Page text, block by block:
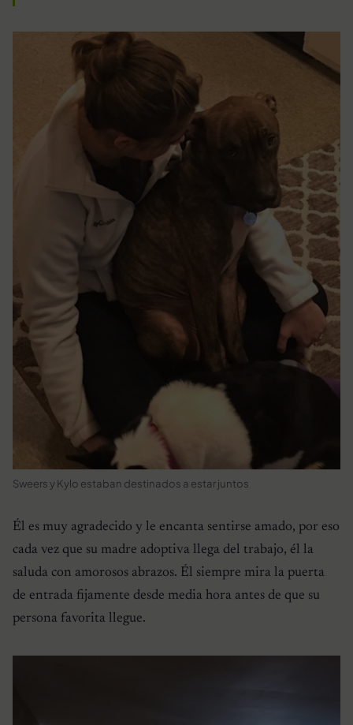
Sweers y Kylo estaban destinados a estar juntos
Él es muy agradecido y le encanta sentirse amado, por eso
cada vez que su madre adoptiva llega del trabajo, él la
saluda con amorosos abrazos. Él siempre mira la puerta
de entrada fijamente desde media hora antes de que su
persona favorita llegue.